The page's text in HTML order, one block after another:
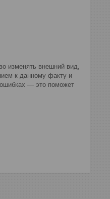
изменять внешний вид,
к данному факту и
— это поможет